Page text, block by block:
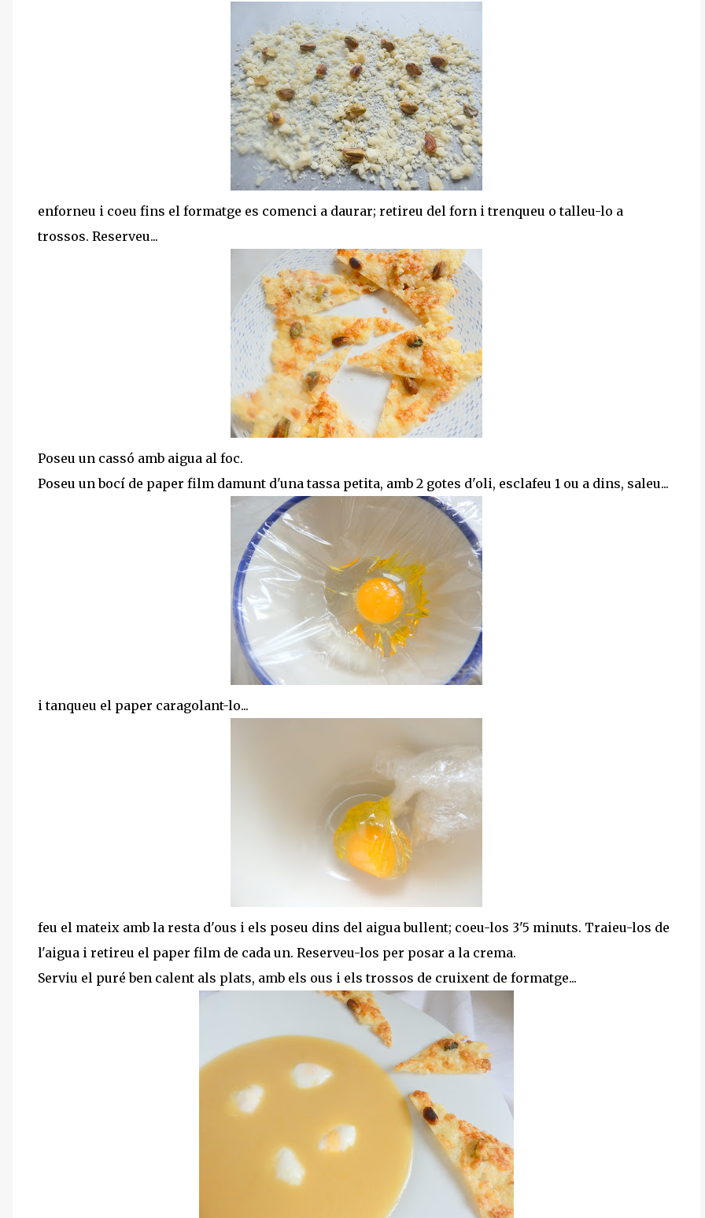
enforneu i coeu fins el formatge es comenci a daurar; retireu del forn i trenqueu o talleu-lo a
trossos. Reserveu...
Poseu un cassó amb aigua al foc.
Poseu un bocí de paper film damunt d'una tassa petita, amb 2 gotes d'oli, esclafeu 1 ou a dins, saleu...
i tanqueu el paper caragolant-lo...
feu el mateix amb la resta d'ous i els poseu dins del aigua bullent; coeu-los 3'5 minuts. Traieu-los de
l'aigua i retireu el paper film de cada un. Reserveu-los per posar a la crema.
Serviu el puré ben calent als plats, amb els ous i els trossos de cruixent de formatge...